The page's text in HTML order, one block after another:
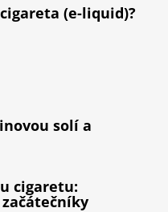
(e-liquid)?
solí a
cigaretu: